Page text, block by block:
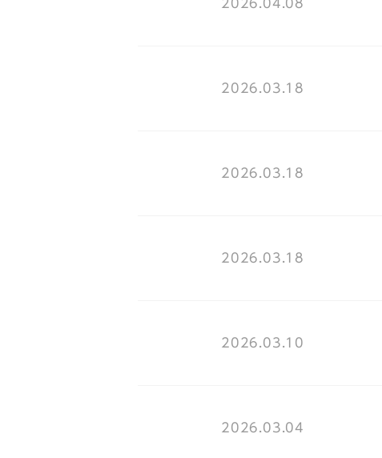
2026.04.08
2026.03.18
2026.03.18
2026.03.18
2026.03.10
2026.03.04